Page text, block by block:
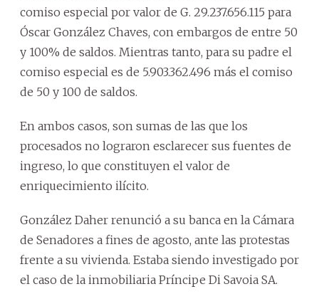
comiso especial por valor de G. 29.237.656.115 para
Óscar González Chaves, con embargos de entre 50
y 100% de saldos. Mientras tanto, para su padre el
comiso especial es de 5.903.362.496 más el comiso
de 50 y 100 de saldos.
En ambos casos, son sumas de las que los
procesados no lograron esclarecer sus fuentes de
ingreso, lo que constituyen el valor de
enriquecimiento ilícito.
González Daher renunció a su banca en la Cámara
de Senadores a fines de agosto, ante las protestas
frente a su vivienda. Estaba siendo investigado por
el caso de la inmobiliaria Príncipe Di Savoia SA.